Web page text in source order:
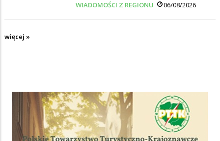
WIADOMOŚCI Z REGIONU 06/08/2026
więcej »